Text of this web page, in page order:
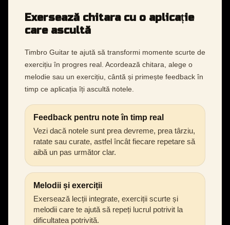
Exersează chitara cu o aplicație
care ascultă
Timbro Guitar te ajută să transformi momente scurte de
exercițiu în progres real. Acordează chitara, alege o
melodie sau un exercițiu, cântă și primește feedback în
timp ce aplicația îți ascultă notele.
Feedback pentru note în timp real
Vezi dacă notele sunt prea devreme, prea târziu,
ratate sau curate, astfel încât fiecare repetare să
aibă un pas următor clar.
Melodii și exerciții
Exersează lecții integrate, exerciții scurte și
melodii care te ajută să repeți lucrul potrivit la
dificultatea potrivită.